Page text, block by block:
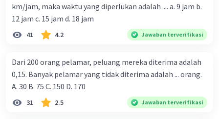
km/jam, maka waktu yang diperlukan adalah .... a. 9 jam b.
12 jam c. 15 jam d. 18 jam
41 4.2 Jawaban terverifikasi
Dari 200 orang pelamar, peluang mereka diterima adalah
0,15. Banyak pelamar yang tidak diterima adalah ... orang.
A. 30 B. 75 C. 150 D. 170
31 2.5 Jawaban terverifikasi